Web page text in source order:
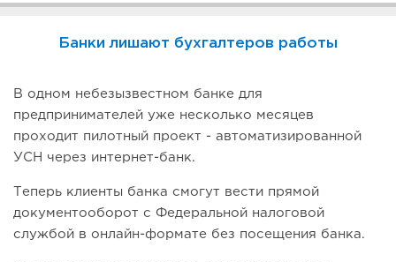
Банки лишают бухгалтеров работы
В одном небезызвестном банке для
предпринимателей уже несколько месяцев
проходит пилотный проект - автоматизированной
УСН через интернет-банк.
Теперь клиенты банка смогут вести прямой
документооборот с Федеральной налоговой
службой в онлайн-формате без посещения банка.